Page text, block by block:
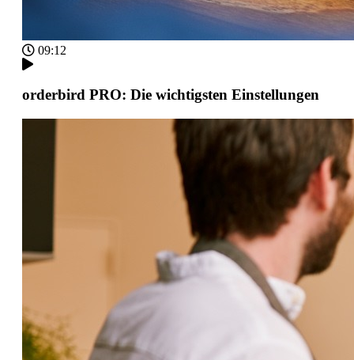
09:12
orderbird PRO: Die wichtigsten Einstellungen